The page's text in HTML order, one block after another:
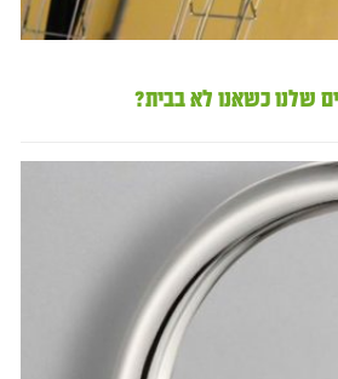
שלנו כשאנו לא בבית?